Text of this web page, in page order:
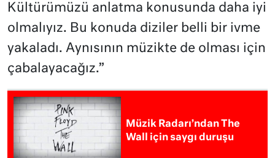
Kültürümüzü anlatma konusunda daha iyi
olmalıyız. Bu konuda diziler belli bir ivme
yakaladı. Aynısının müzikte de olması için
çabalayacağız.”
Müzik Radarı’ndan The
Wall için saygı duruşu